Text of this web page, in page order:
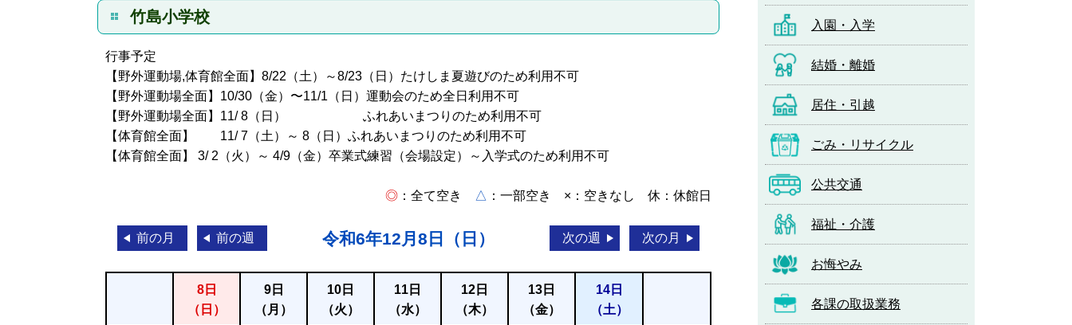
竹島小学校
行事予定
【野外運動場,体育館全面】8/22（土）～8/23（日）たけしま夏遊びのため利用不可
【野外運動場全面】10/30（金）〜11/1（日）運動会のため全日利用不可
【野外運動場全面】11/ 8（日） ふれあいまつりのため利用不可
【体育館全面】 11/ 7（土）～ 8（日）ふれあいまつりのため利用不可
【体育館全面】 3/ 2（火）～ 4/9（金）卒業式練習（会場設定）～入学式のため利用不可
◎ ：全て空き △ ：一部空き ×：空きなし 休：休館日
令和6年12月8日（日）
8日
（日）
9日
（月）
10日
（火）
11日
（水）
12日
（木）
13日
（金）
14日
（土）
前の月 前の週 次の週 次の月
入園・入学
結婚・離婚
居住・引越
ごみ・リサイクル
公共交通
福祉・介護
お悔やみ
各課の取扱業務